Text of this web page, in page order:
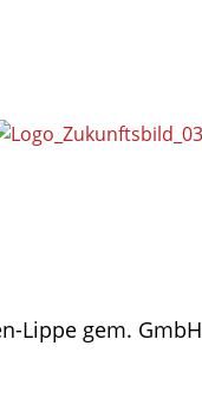
Lippe gem. GmbH